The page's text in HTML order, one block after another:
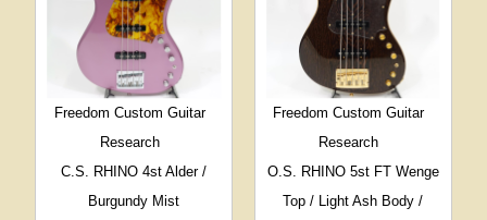
Freedom Custom Guitar
Research
C.S. RHINO 4st Alder /
Burgundy Mist
Freedom Custom Guitar
Research
O.S. RHINO 5st FT Wenge
Top / Light Ash Body /